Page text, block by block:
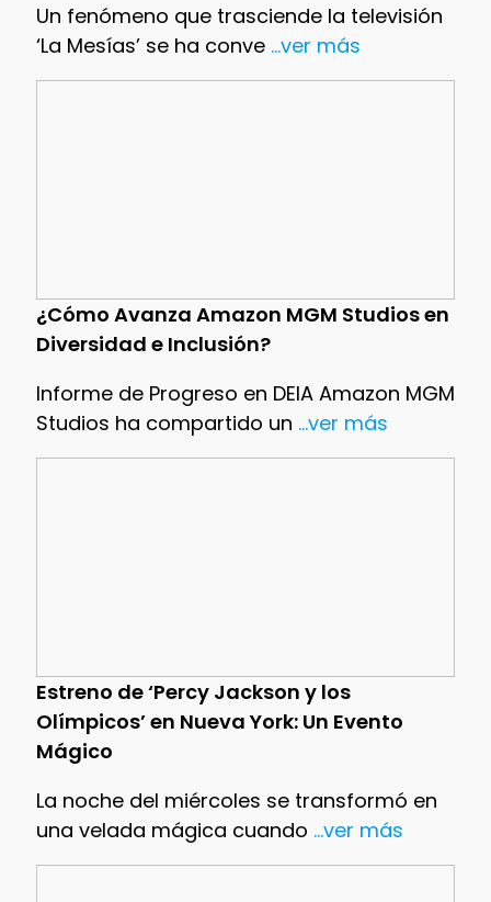
Un fenómeno que trasciende la televisión
‘La Mesías’ se ha conve...ver más
¿Cómo Avanza Amazon MGM Studios en
Diversidad e Inclusión?
Informe de Progreso en DEIA Amazon MGM
Studios ha compartido un ...ver más
Estreno de ‘Percy Jackson y los
Olímpicos’ en Nueva York: Un Evento
Mágico
La noche del miércoles se transformó en
una velada mágica cuando ...ver más